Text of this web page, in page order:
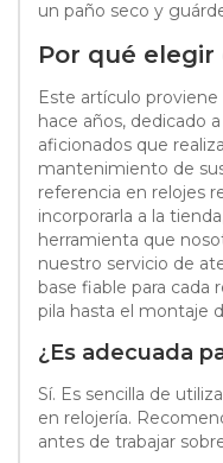
un paño seco y
Por qué
Este artículo
hace años, dedicado
aficionados que
mantenimiento de
referencia en relojes
incorporarla a la
herramienta que
nuestro servicio de
base fiable para cada
pila hasta el montaje
¿Es adecuada
Sí. Es sencilla de
en relojería.
antes de trabajar